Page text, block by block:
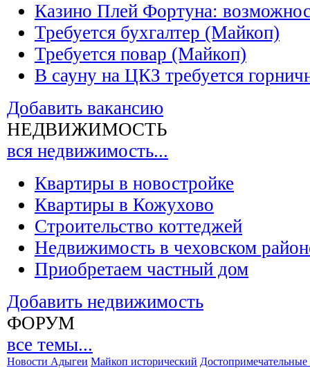
Казино Плей Фортуна:
Требуется бухгалтер (Майкоп)
Требуется повар (Майкоп)
В сауну на ЦКЗ требуется
Добавить вакансию
НЕДВИЖИМОСТЬ
вся недвижимость...
Квартиры в новостройке
Квартиры в Кожухово
Строительство коттеджей
Недвижимость в чеховском
Приобретаем частный дом
Добавить недвижимость
ФОРУМ
все темы...
Новости Адыгеи Майкоп исторический Достопримечательные